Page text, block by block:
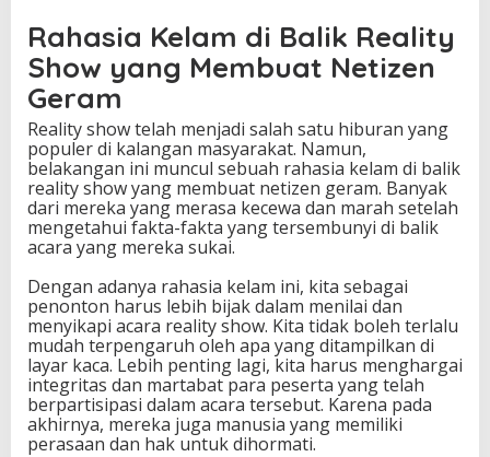
Rahasia Kelam di Balik Reality
Show yang Membuat Netizen
Geram
Reality show telah menjadi salah satu hiburan yang
populer di kalangan masyarakat. Namun,
belakangan ini muncul sebuah rahasia kelam di balik
reality show yang membuat netizen geram. Banyak
dari mereka yang merasa kecewa dan marah setelah
mengetahui fakta-fakta yang tersembunyi di balik
acara yang mereka sukai.
Dengan adanya rahasia kelam ini, kita sebagai
penonton harus lebih bijak dalam menilai dan
menyikapi acara reality show. Kita tidak boleh terlalu
mudah terpengaruh oleh apa yang ditampilkan di
layar kaca. Lebih penting lagi, kita harus menghargai
integritas dan martabat para peserta yang telah
berpartisipasi dalam acara tersebut. Karena pada
akhirnya, mereka juga manusia yang memiliki
perasaan dan hak untuk dihormati.